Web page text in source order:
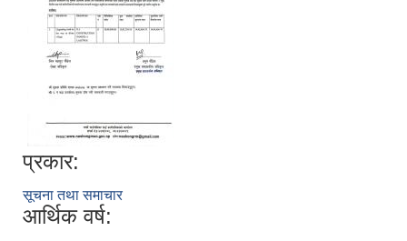
प्रकार:
सूचना तथा समाचार
आर्थिक वर्ष: